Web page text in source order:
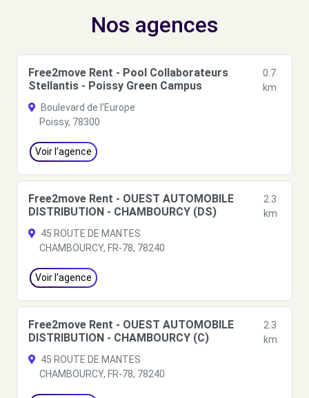
Nos agences
Free2move Rent - Pool Collaborateurs
Stellantis - Poissy Green Campus
0.7
km
Boulevard de l'Europe
Poissy, 78300
Voir l'agence
Free2move Rent - OUEST AUTOMOBILE
DISTRIBUTION - CHAMBOURCY (DS)
2.3
km
45 ROUTE DE MANTES
CHAMBOURCY, FR-78, 78240
Voir l'agence
Free2move Rent - OUEST AUTOMOBILE
DISTRIBUTION - CHAMBOURCY (C)
2.3
km
45 ROUTE DE MANTES
CHAMBOURCY, FR-78, 78240